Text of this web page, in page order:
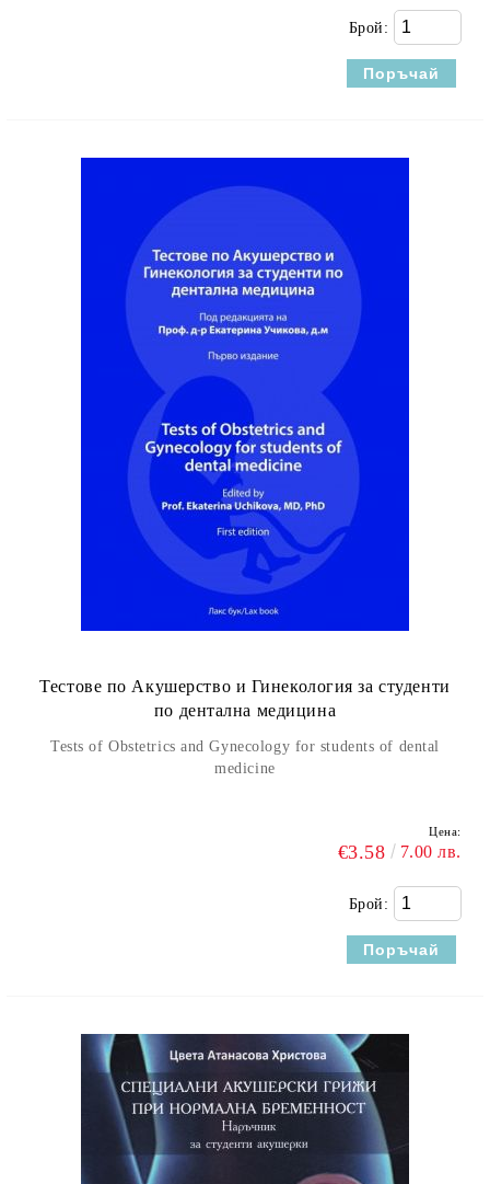
Брой:
Тестове по Акушерство и Гинекология за студенти
по дентална медицина
Tests of Obstetrics and Gynecology for students of dental
medicine
Цена:
€3.58 7.00 лв.
Брой: